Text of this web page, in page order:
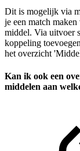
Dit is mogelijk via
je een match
middel. Via uitvoer
koppeling
het overzicht
Kan ik ook een
middelen aan